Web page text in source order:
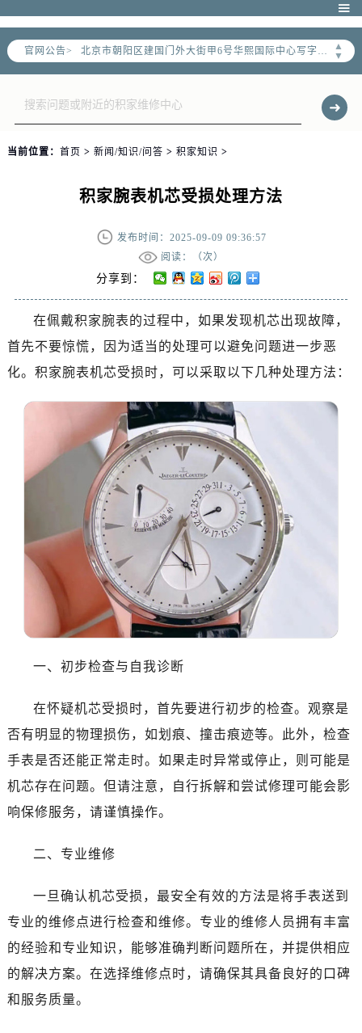

官网公告>
▲
▼
北京市东城区东长安街1号东方广场写字楼W3座6层602室（需提前预约）
北京市朝阳区建国门外大街甲6号华熙国际中心写字楼D座11层1102室（需提前预约）
北京市朝阳区建国门外大街甲6号华熙国际中心D座11层1102室售后服务中心（需提前预约）
北京市东城区东长安街1号王府井东方广场W3座6层602室售后服务中心（需提前预约）
当前位置： 首页 > 新闻/知识/问答 > 积家知识 >
积家腕表机芯受损处理方法
发布时间：2025-09-09 09:36:57
阅读：（次）
分享到：
在佩戴积家腕表的过程中，如果发现机芯出现故障，
首先不要惊慌，因为适当的处理可以避免问题进一步恶
化。积家腕表机芯受损时，可以采取以下几种处理方法：
一、初步检查与自我诊断
在怀疑机芯受损时，首先要进行初步的检查。观察是
否有明显的物理损伤，如划痕、撞击痕迹等。此外，检查
手表是否还能正常走时。如果走时异常或停止，则可能是
机芯存在问题。但请注意，自行拆解和尝试修理可能会影
响保修服务，请谨慎操作。
二、专业维修
一旦确认机芯受损，最安全有效的方法是将手表送到
专业的维修点进行检查和维修。专业的维修人员拥有丰富
的经验和专业知识，能够准确判断问题所在，并提供相应
的解决方案。在选择维修点时，请确保其具备良好的口碑
和服务质量。